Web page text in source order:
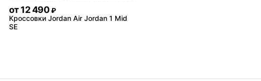
от12 490 ₽
Кроссовки Jordan Air Jordan 1 Mid
SE